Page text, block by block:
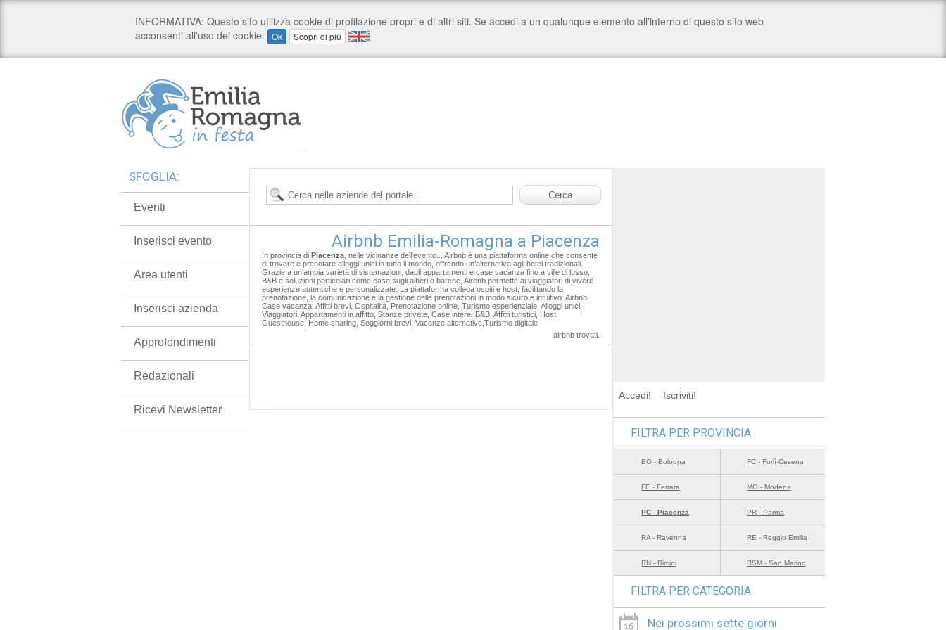
Airbnb Emilia-Romagna a Piacenza
In provincia di Piacenza , nelle vicinanze dell'evento... Airbnb è una piattaforma online che consente
di trovare e prenotare alloggi unici in tutto il mondo, offrendo un’alternativa agli hotel tradizionali.
Grazie a un'ampia varietà di sistemazioni, dagli appartamenti e case vacanza fino a ville di lusso,
B&B e soluzioni particolari come case sugli alberi o barche, Airbnb permette ai viaggiatori di vivere
esperienze autentiche e personalizzate. La piattaforma collega ospiti e host, facilitando la
prenotazione, la comunicazione e la gestione delle prenotazioni in modo sicuro e intuitivo. Airbnb,
Case vacanza, Affitti brevi, Ospitalità, Prenotazione online, Turismo esperienziale, Alloggi unici,
Viaggiatori, Appartamenti in affitto, Stanze private, Case intere, B&B, Affitti turistici, Host,
Guesthouse, Home sharing, Soggiorni brevi, Vacanze alternative,Turismo digitale
airbnb trovati.
SFOGLIA:
Eventi
Inserisci evento
Area utenti
Inserisci azienda
Approfondimenti
Redazionali
Ricevi Newsletter
Accedi! Iscriviti!
FILTRA PER PROVINCIA
BO - Bologna FC - Forlì-Cesena
FE - Ferrara MO - Modena
PC - Piacenza PR - Parma
RA - Ravenna RE - Reggio Emilia
RN - Rimini RSM - San Marino
FILTRA PER CATEGORIA
Nei prossimi sette giorni